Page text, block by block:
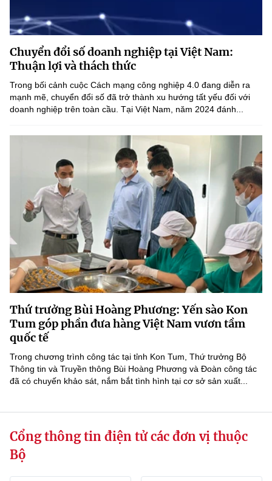
Chuyển đổi số doanh nghiệp tại Việt Nam:
Thuận lợi và thách thức
Trong bối cảnh cuộc Cách mạng công nghiệp 4.0 đang diễn ra
mạnh mẽ, chuyển đổi số đã trở thành xu hướng tất yếu đối với
doanh nghiệp trên toàn cầu. Tại Việt Nam, năm 2024 đánh...
Thứ trưởng Bùi Hoàng Phương: Yến sào Kon
Tum góp phần đưa hàng Việt Nam vươn tầm
quốc tế
Trong chương trình công tác tại tỉnh Kon Tum, Thứ trưởng Bộ
Thông tin và Truyền thông Bùi Hoàng Phương và Đoàn công tác
đã có chuyến khảo sát, nắm bắt tình hình tại cơ sở sản xuất...
Cổng thông tin điện tử các đơn vị thuộc
Bộ